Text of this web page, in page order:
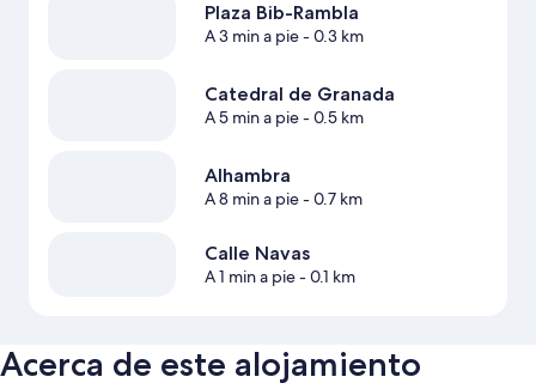
Plaza Bib-Rambla
A 3 min a pie- 0.3 km
Catedral de Granada
A 5 min a pie- 0.5 km
Alhambra
A 8 min a pie- 0.7 km
Calle Navas
A 1 min a pie- 0.1 km
Acerca de este alojamiento